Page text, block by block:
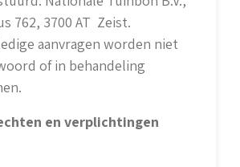
762, 3700 AT Zeist.
aanvragen worden niet
of in behandeling
en verplichtingen